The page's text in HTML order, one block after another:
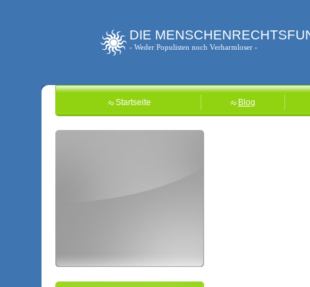
DIE
- Weder Populisten noch Verharmloser -
Startseite Blog